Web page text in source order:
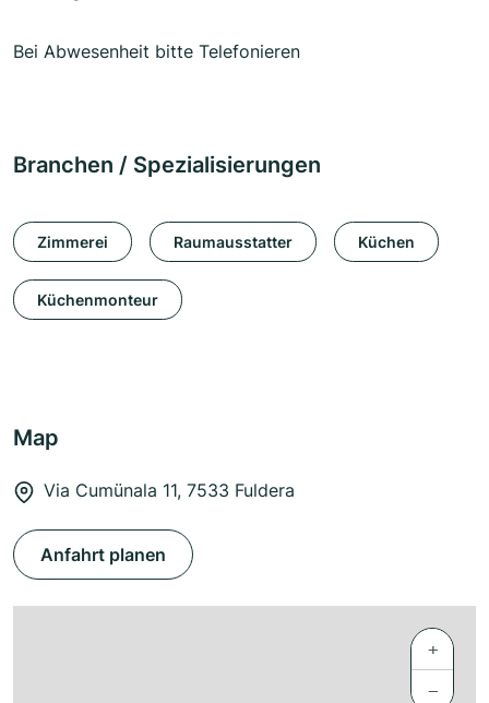
Bei Abwesenheit bitte Telefonieren
Branchen / Spezialisierungen
Zimmerei Raumausstatter Küchen
Küchenmonteur
Map
Via Cumünala 11, 7533 Fuldera
Anfahrt planen
+
−